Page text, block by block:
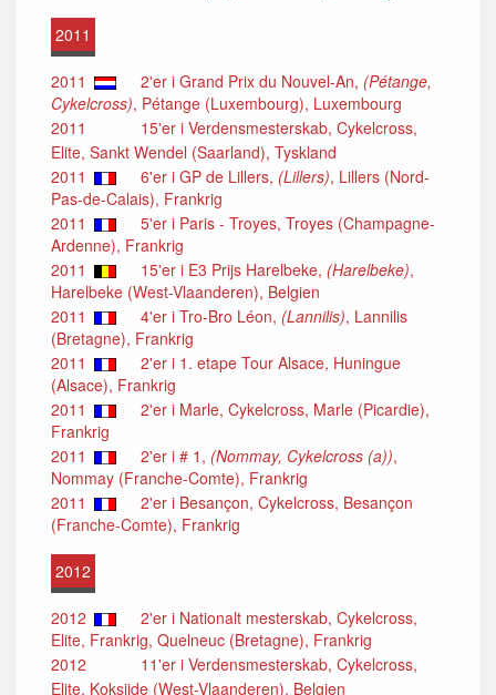
2011
2011 2'er i Grand Prix du Nouvel-An, (Pétange,
Cykelcross), Pétange (Luxembourg), Luxembourg
2011
15'er i Verdensmesterskab, Cykelcross,
Elite, Sankt Wendel (Saarland), Tyskland
2011
6'er i GP de Lillers, (Lillers), Lillers (Nord-
Pas-de-Calais), Frankrig
2011
5'er i Paris - Troyes, Troyes (Champagne-
Ardenne), Frankrig
2011
15'er i E3 Prijs Harelbeke, (Harelbeke),
Harelbeke (West-Vlaanderen), Belgien
2011
4'er i Tro-Bro Léon, (Lannilis), Lannilis
(Bretagne), Frankrig
2011
2'er i 1. etape Tour Alsace, Huningue
(Alsace), Frankrig
2011
2'er i Marle, Cykelcross, Marle (Picardie),
Frankrig
2011
2'er i # 1, (Nommay, Cykelcross (a)),
Nommay (Franche-Comte), Frankrig
2011
2'er i Besançon, Cykelcross, Besançon
(Franche-Comte), Frankrig
2012
2012
2'er i Nationalt mesterskab, Cykelcross,
Elite, Frankrig, Quelneuc (Bretagne), Frankrig
2012
11'er i Verdensmesterskab, Cykelcross,
Elite, Koksijde (West-Vlaanderen), Belgien